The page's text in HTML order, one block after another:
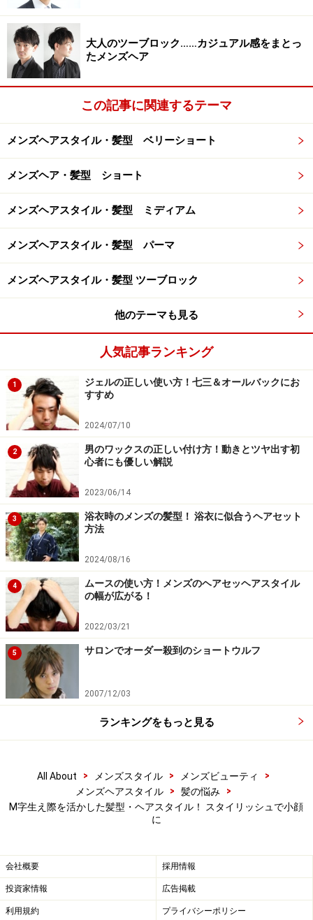
トレンチベリーショート
前髪のセンターは立てて前髪のサイドは押さえてスタイ
リングすればカバーできます（スタイル：メランジ 伊
坂 亨）
サイドとネープは短く切り込みセンターは長めに。毛先
ドとネープの刈上げは青白くせず、シャープなラインを
キープしつつマイルドに仕上げることでやわらかさを引
き出すします。フロントの生え際はM字型が目立たない
ようになるべく厚めにダウンステムでカット。バックは
後頭部の絶壁をキレイに見せるため、丸みを持たせ、毛
スタイリング法は、ハードワックスを全体に馴染ませ毛
部分は上げずにサイドに馴染むように下ろしましょう。
【関連記事】
男のワックスの正しい付け方！動きとツヤ出す初心
者にも優しい解説
ドライヤーでセットする！ヘアセットが決まる髪の
乾かし方とは
メンズの前髪は上げてデコ出しすべき？下ろすべ
き？印象の違い
自分に似合う髪型を見つけるメンズヘア診断！【顔
型・髪の質・量】
ジェルの正しい使い方！七三＆オールバックにおす
すめ
※記事内容は執筆時点のものです。最新の内容をご確認くださ
Amazonでヘアケア用品をチェック！
大人のツーブロック……カジュアル感をまとっ
たメンズヘア
この記事に関連するテーマ
メンズヘアスタイル・髪型 ベリーショート
メンズヘア・髪型 ショート
メンズヘアスタイル・髪型 ミディアム
メンズヘアスタイル・髪型 パーマ
メンズヘアスタイル・髪型 ツーブロック
他のテーマも見る
人気記事ランキング
1
ジェルの正しい使い方！七三＆オールバックにお
すすめ
2024/07/10
2
男のワックスの正しい付け方！動きとツヤ出す初
心者にも優しい解説
2023/06/14
3
浴衣時のメンズの髪型！ 浴衣に似合うヘアセット
方法
2024/08/16
4
ムースの使い方！メンズのヘアセッヘアスタイル
の幅が広がる！
2022/03/21
5 サロンでオーダー殺到のショートウルフ
2007/12/03
ランキングをもっと見る
All About > メンズスタイル > メンズビューティ
>
メンズヘアスタイル
> 髪の悩み
>
M字生え際を活かした髪型・ヘアスタイル！ スタイリッシュで小顔
に
会社概要 採用情報
投資家情報 広告掲載
利用規約 プライバシーポリシー